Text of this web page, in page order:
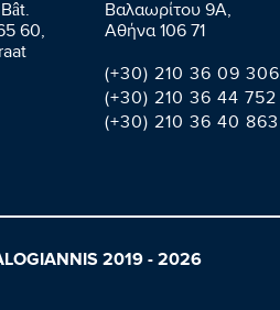
60,
Βαλαωρίτου 9A,
Aθήνα 106 71
(+30) 210 36 09 306
(+30) 210 36 44 752
(+30) 210 36 40 863
2019 - 2026